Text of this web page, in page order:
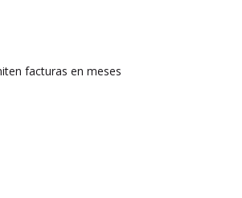
facturas en meses